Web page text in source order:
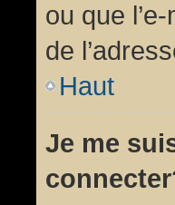
ou que
de
Haut
Je me